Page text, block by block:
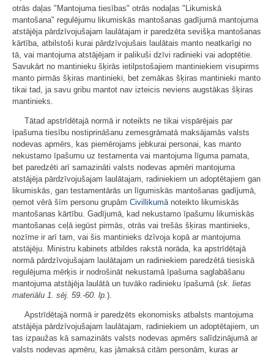
otrās daļas "Mantojuma tiesības" otrās nodaļas "Likumiskā
mantošana" regulējumu likumiskās mantošanas gadījumā mantojuma
atstājēja pārdzīvojušajam laulātajam ir paredzēta sevišķa mantošanas
kārtība, atbilstoši kurai pārdzīvojušais laulātais manto neatkarīgi no
tā, vai mantojuma atstājējam ir palikuši dzīvi radinieki vai adoptētie.
Savukārt no mantinieku šķirās ietilpstošajiem mantiniekiem visupirms
manto pirmās šķiras mantinieki, bet zemākas šķiras mantinieki manto
tikai tad, ja savu gribu mantot nav izteicis neviens augstākas šķiras
mantinieks.
Tātad apstrīdētajā normā ir noteikts ne tikai vispārējais par
īpašuma tiesību nostiprināšanu zemesgrāmatā maksājamās valsts
nodevas apmērs, kas piemērojams jebkurai personai, kas manto
nekustamo īpašumu uz testamenta vai mantojuma līguma pamata,
bet paredzēti arī samazināti valsts nodevas apmēri mantojuma
atstājēja pārdzīvojušajam laulātajam, radiniekiem un adoptētajiem gan
likumiskās, gan testamentārās un līgumiskās mantošanas gadījumā,
ņemot vērā šīm personu grupām Civillikumānoteikto likumiskās
mantošanas kārtību. Gadījumā, kad nekustamo īpašumu likumiskās
mantošanas ceļā iegūst pirmās, otrās vai trešās šķiras mantinieks,
nozīme ir arī tam, vai šis mantinieks dzīvoja kopā ar mantojuma
atstājēju. Ministru kabinets atbildes rakstā norāda, ka apstrīdētajā
normā pārdzīvojušajam laulātajam un radiniekiem paredzētā tiesiskā
regulējuma mērķis ir nodrošināt nekustamā īpašuma saglabāšanu
mantojuma atstājēja laulātā un tuvāko radinieku īpašumā (sk. lietas
materiālu 1. sēj. 59.-60. lp.).
Apstrīdētajā normā ir paredzēts ekonomisks atbalsts mantojuma
atstājēja pārdzīvojušajam laulātajam, radiniekiem un adoptētajiem, un
tas izpaužas kā samazināts valsts nodevas apmērs salīdzinājumā ar
valsts nodevas apmēru, kas jāmaksā citām personām, kuras ar